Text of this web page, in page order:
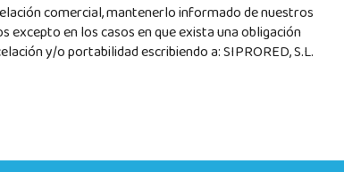
comercial, mantenerlo informado de nuestros
en los casos en que exista una obligación
y/o portabilidad escribiendo a: SIPRORED, S.L.